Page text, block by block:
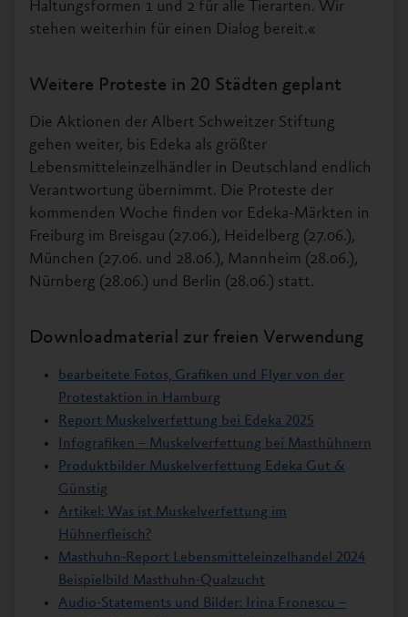
Haltungsformen 1 und 2 für alle Tierarten. Wir
stehen weiterhin für einen Dialog bereit.«
Weitere Proteste in 20 Städten geplant
Die Aktionen der Albert Schweitzer Stiftung
gehen weiter, bis Edeka als größter
Lebensmitteleinzelhändler in Deutschland endlich
Verantwortung übernimmt. Die Proteste der
kommenden Woche finden vor Edeka-Märkten in
Freiburg im Breisgau (27.06.), Heidelberg (27.06.),
München (27.06. und 28.06.), Mannheim (28.06.),
Nürnberg (28.06.) und Berlin (28.06.) statt.
Downloadmaterial zur freien Verwendung
bearbeitete Fotos, Grafiken und Flyer von der
Protestaktion in Hamburg
Report Muskelverfettung bei Edeka 2025
Infografiken – Muskelverfettung bei Masthühnern
Produktbilder Muskelverfettung Edeka Gut &
Günstig
Artikel: Was ist Muskelverfettung im
Hühnerfleisch?
Masthuhn-Report Lebensmitteleinzelhandel 2024
Beispielbild Masthuhn-Qualzucht
Audio-Statements und Bilder: Irina Fronescu –